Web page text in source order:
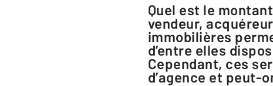
Quel est le montant des frais d'agence et peut-on négocier ? Que vous soyez
vendeur,
immobilières
d’entre elles
Cependant, ces
d’agence et peut-